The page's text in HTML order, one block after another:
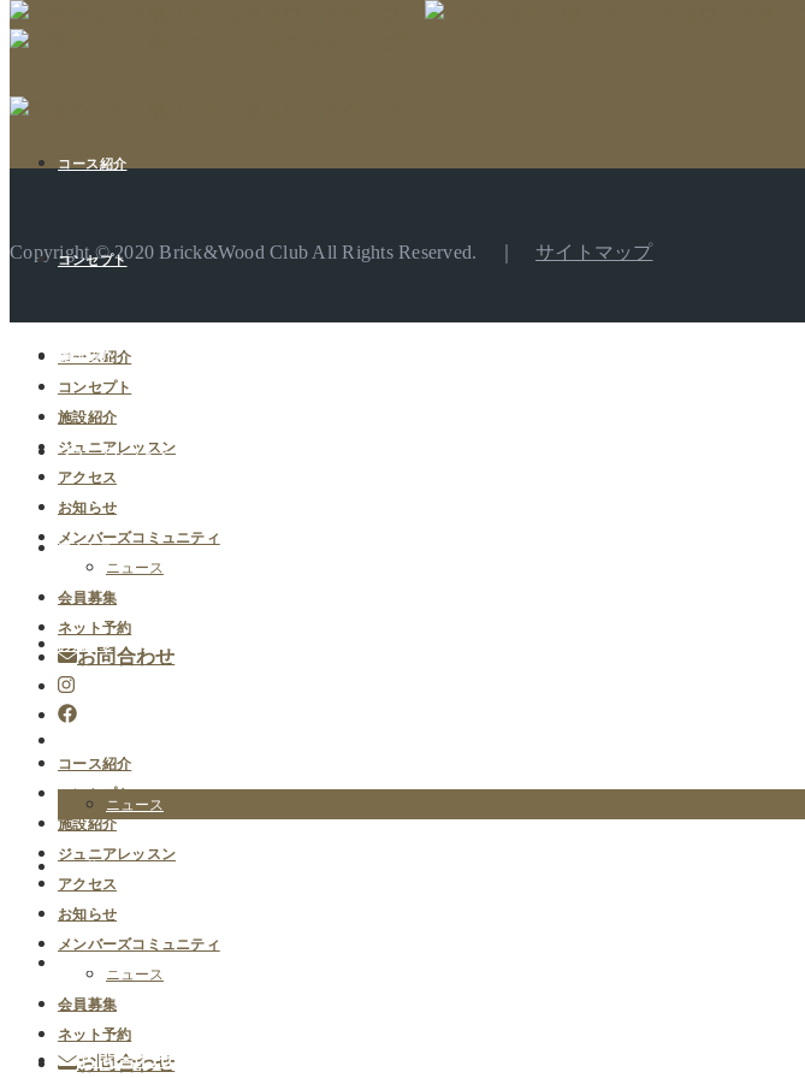
コース紹介
コンセプト
施設紹介
ジュニアレッスン
アクセス
お知らせ
ニュース
お問合わせ
Copyright © 2020 Brick&Wood Club All Rights Reserved. ｜ サイトマップ
コース紹介
コンセプト
施設紹介
ジュニアレッスン
アクセス
お知らせ
メンバーズコミュニティ
ニュース
会員募集
ネット予約
お問合わせ
コース紹介
コンセプト
施設紹介
ジュニアレッスン
アクセス
お知らせ
メンバーズコミュニティ
ニュース
会員募集
ネット予約
お問合わせ